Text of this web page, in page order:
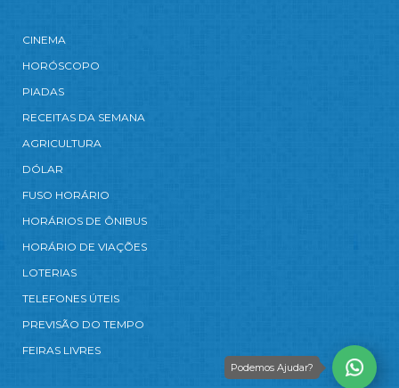
CINEMA
HORÓSCOPO
PIADAS
RECEITAS DA SEMANA
AGRICULTURA
DÓLAR
FUSO HORÁRIO
HORÁRIOS DE ÔNIBUS
HORÁRIO DE VIAÇÕES
LOTERIAS
TELEFONES ÚTEIS
PREVISÃO DO TEMPO
FEIRAS LIVRES
Podemos Ajudar?